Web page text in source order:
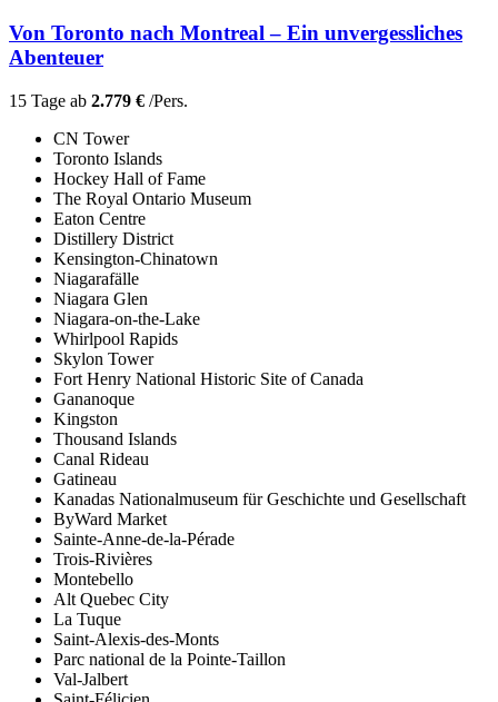
Von Toronto nach Montreal – Ein unvergessliches
Abenteuer
15 Tage ab 2.779 € /Pers.
CN Tower
Toronto Islands
Hockey Hall of Fame
The Royal Ontario Museum
Eaton Centre
Distillery District
Kensington-Chinatown
Niagarafälle
Niagara Glen
Niagara-on-the-Lake
Whirlpool Rapids
Skylon Tower
Fort Henry National Historic Site of Canada
Gananoque
Kingston
Thousand Islands
Canal Rideau
Gatineau
Kanadas Nationalmuseum für Geschichte und Gesellschaft
ByWard Market
Sainte-Anne-de-la-Pérade
Trois-Rivières
Montebello
Alt Quebec City
La Tuque
Saint-Alexis-des-Monts
Parc national de la Pointe-Taillon
Val-Jalbert